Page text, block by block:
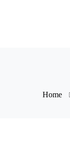
Home